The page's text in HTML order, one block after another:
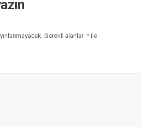
Gerekli alanlar * ile